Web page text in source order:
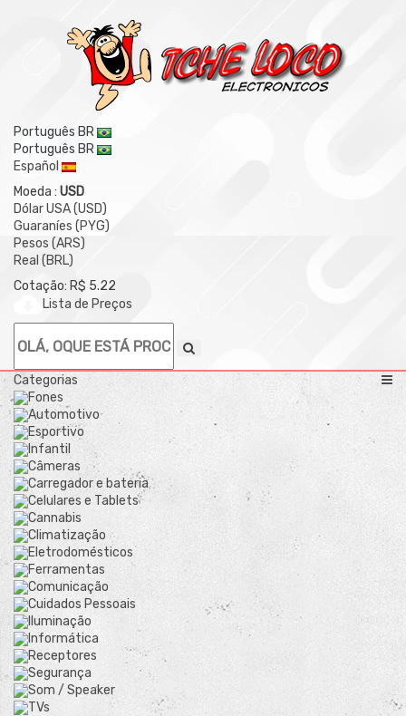
Português BR
Português BR
Español
Moeda : USD
Dólar USA (USD)
Guaraníes (PYG)
Pesos (ARS)
Real (BRL)
Cotação: R$ 5.22
Lista de Preços
Categorias
Fones
Automotivo
Esportivo
Infantil
Câmeras
Carregador e bateria
Celulares e Tablets
Cannabis
Climatização
Eletrodomésticos
Ferramentas
Comunicação
Cuidados Pessoais
Iluminação
Informática
Receptores
Segurança
Som / Speaker
TVs